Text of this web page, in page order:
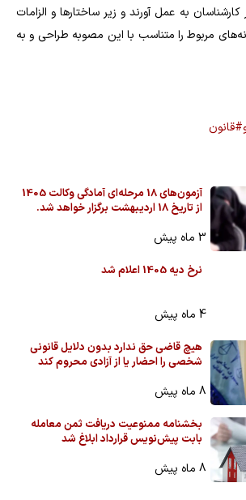
به عمل آورند و زیر ساختارها و الزامات
مربوط را متناسب با این مصوبه طراحی و به
#قانون
آزمون‌های 18 مرحله‌ای آمادگی وکالت 1405
از تاریخ 18 اردیبهشت برگزار خواهد شد.
3 ماه پیش
نرخ دیه 1405 اعلام شد
4 ماه پیش
هیچ قاضی حق ندارد بدون دلایل قانونی
شخصی را احضار یا از آزادی محروم کند
8 ماه پیش
بخشنامه ممنوعیت دریافت ثمن معامله
بابت پیش‌نویس قرارداد ابلاغ شد
8 ماه پیش